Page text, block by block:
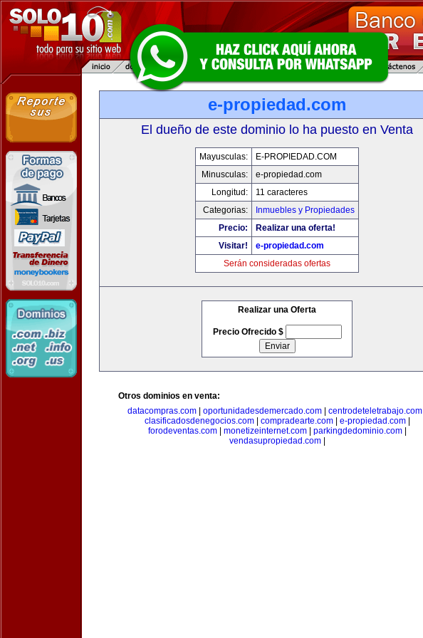
e-propiedad.com
El dueño de este dominio lo ha puesto en Venta
Mayusculas:
E-PROPIEDAD.COM
Minusculas:
e-propiedad.com
Longitud:
11 caracteres
Categorias:
Inmuebles y Propiedades
Precio:
Realizar una oferta!
Visitar!
e-propiedad.com
Serán consideradas ofertas
Realizar una Oferta
Precio Ofrecido $
Otros dominios en venta:
datacompras.com
oportunidadesdemercado.com centrodeteletrabajo.com
clasificadosdenegocios.com| compradearte.com| e-propiedad.com|
forodeventas.com| monetizeinternet.com| parkingdedominio.com|
vendasupropiedad.com|